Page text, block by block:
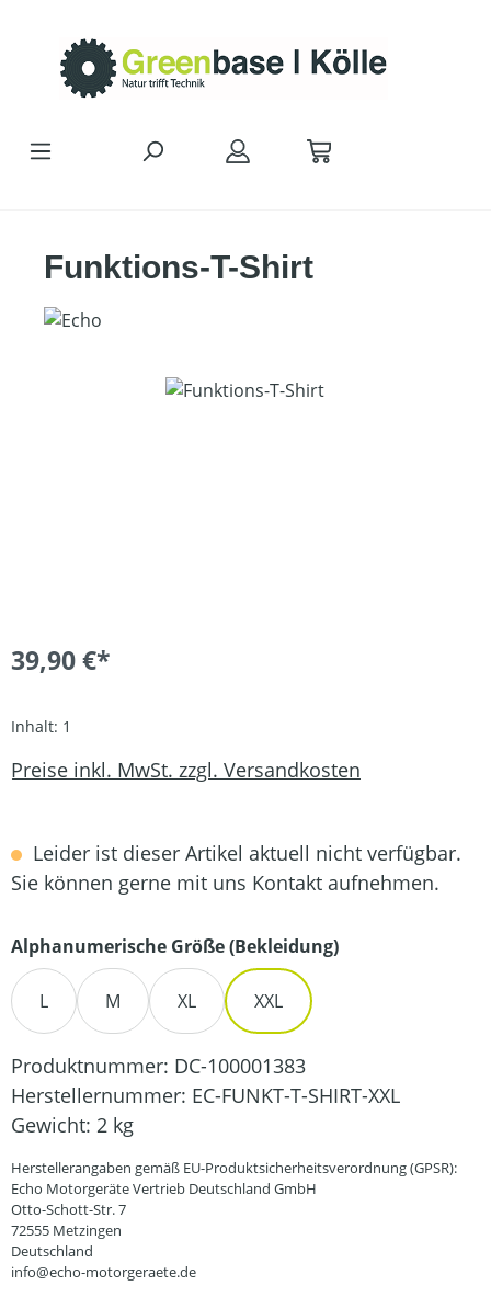
Funktions-T-Shirt
Bildergalerie überspringen
39,90 €*
Inhalt: 1
Preise inkl. MwSt. zzgl. Versandkosten
Leider ist dieser Artikel aktuell nicht verfügbar.
Sie können gerne mit uns Kontakt aufnehmen.
Alphanumerische Größe (Bekleidung)auswählen
L M XL XXL
Produktnummer: DC-100001383
Herstellernummer: EC-FUNKT-T-SHIRT-XXL
Gewicht: 2 kg
Herstellerangaben gemäß EU-Produktsicherheitsverordnung (GPSR):
Echo Motorgeräte Vertrieb Deutschland GmbH
Otto-Schott-Str. 7
72555 Metzingen
Deutschland
info@echo-motorgeraete.de